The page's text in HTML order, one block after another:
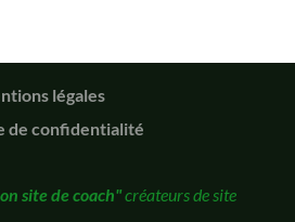
légales
de confidentialité
site de coach"créateurs de site